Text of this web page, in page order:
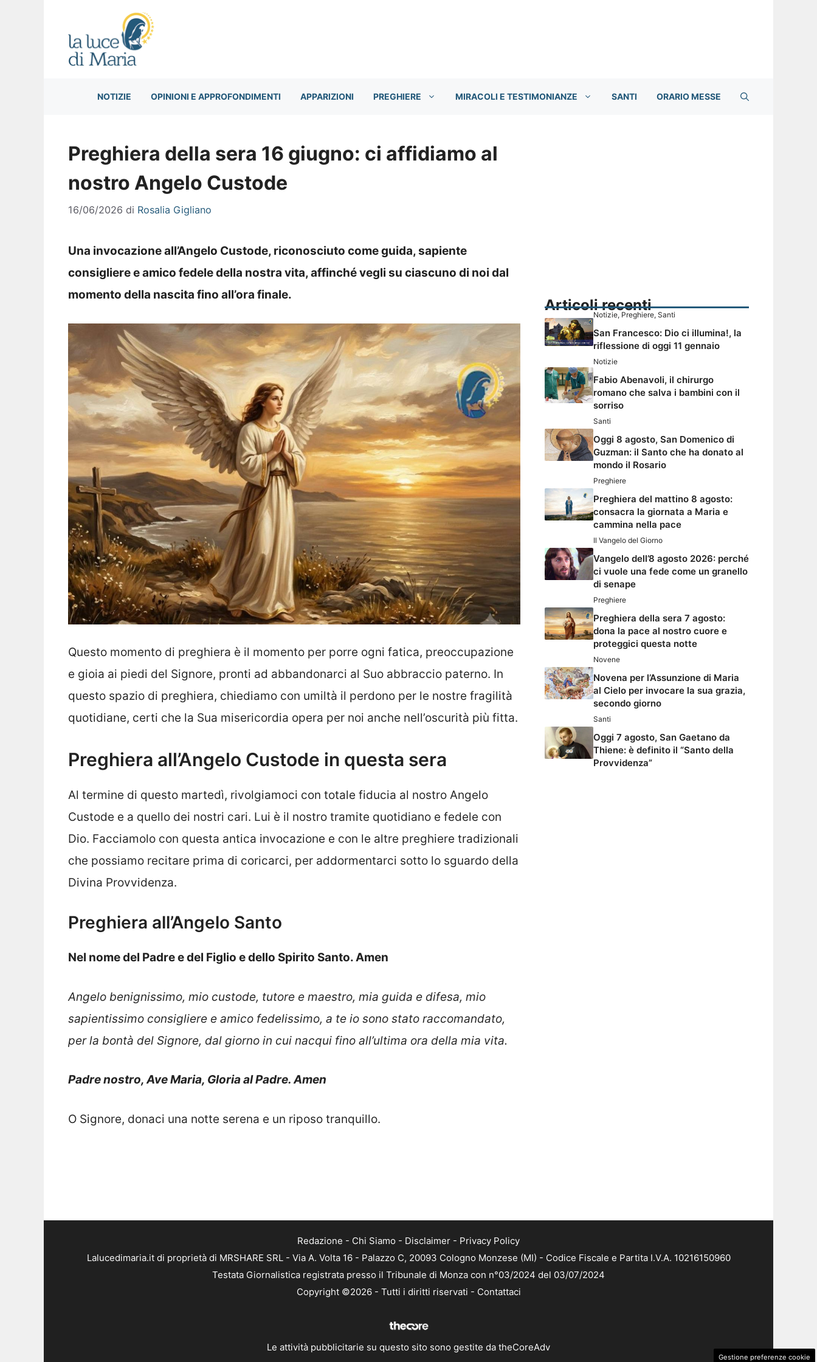
NOTIZIE OPINIONI E APPROFONDIMENTI APPARIZIONI PREGHIERE MIRACOLI E TESTIMONIANZE SANTI ORARIO MESSE
Preghiera della sera 16 giugno: ci affidiamo al
nostro Angelo Custode
16/06/2026 di Rosalia Gigliano
Una invocazione all’Angelo Custode, riconosciuto come guida, sapiente
consigliere e amico fedele della nostra vita, affinché vegli su ciascuno di noi dal
momento della nascita fino all’ora finale.
Questo momento di preghiera è il momento per porre ogni fatica, preoccupazione
e gioia ai piedi del Signore, pronti ad abbandonarci al Suo abbraccio paterno. In
questo spazio di preghiera, chiediamo con umiltà il perdono per le nostre fragilità
quotidiane, certi che la Sua misericordia opera per noi anche nell’oscurità più fitta.
Preghiera all’Angelo Custode in questa sera
Al termine di questo martedì, rivolgiamoci con totale fiducia al nostro Angelo
Custode e a quello dei nostri cari. Lui è il nostro tramite quotidiano e fedele con
Dio. Facciamolo con questa antica invocazione e con le altre preghiere tradizionali
che possiamo recitare prima di coricarci, per addormentarci sotto lo sguardo della
Divina Provvidenza.
Preghiera all’Angelo Santo
Nel nome del Padre e del Figlio e dello Spirito Santo. Amen
Angelo benignissimo, mio custode, tutore e maestro, mia guida e difesa, mio
sapientissimo consigliere e amico fedelissimo, a te io sono stato raccomandato,
per la bontà del Signore, dal giorno in cui nacqui fino all’ultima ora della mia vita.
Padre nostro, Ave Maria, Gloria al Padre. Amen
O Signore, donaci una notte serena e un riposo tranquillo.
Articoli recenti
Notizie, Preghiere, Santi
San Francesco: Dio ci illumina!, la
riflessione di oggi 11 gennaio
Notizie
Fabio Abenavoli, il chirurgo
romano che salva i bambini con il
sorriso
Santi
Oggi 8 agosto, San Domenico di
Guzman: il Santo che ha donato al
mondo il Rosario
Preghiere
Preghiera del mattino 8 agosto:
consacra la giornata a Maria e
cammina nella pace
Il Vangelo del Giorno
Vangelo dell’8 agosto 2026: perché
ci vuole una fede come un granello
di senape
Preghiere
Preghiera della sera 7 agosto:
dona la pace al nostro cuore e
proteggici questa notte
Novene
Novena per l’Assunzione di Maria
al Cielo per invocare la sua grazia,
secondo giorno
Santi
Oggi 7 agosto, San Gaetano da
Thiene: è definito il “Santo della
Provvidenza”
Redazione - Chi Siamo - Disclaimer - Privacy Policy
Lalucedimaria.it di proprietà di MRSHARE SRL - Via A. Volta 16 - Palazzo C, 20093 Cologno Monzese (MI) - Codice Fiscale e Partita I.V.A. 10216150960
Testata Giornalistica registrata presso il Tribunale di Monza con n°03/2024 del 03/07/2024
Copyright ©2026 - Tutti i diritti riservati - Contattaci
Le attività pubblicitarie su questo sito sono gestite da theCoreAdv
Gestione preferenze cookie